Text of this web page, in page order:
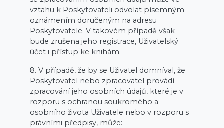
vztahu k Poskytovateli odvolat písemným
oznámením doručeným na adresu
Poskytovatele. V takovém případě však
bude zrušena jeho registrace, Uživatelský
účet i přístup ke knihám.
8. V případě, že by se Uživatel domníval, že
Poskytovatel nebo zpracovatel provádí
zpracování jeho osobních údajů, které je v
rozporu s ochranou soukromého a
osobního života Uživatele nebo v rozporu s
právními předpisy, může: